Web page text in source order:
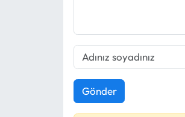
Gönder